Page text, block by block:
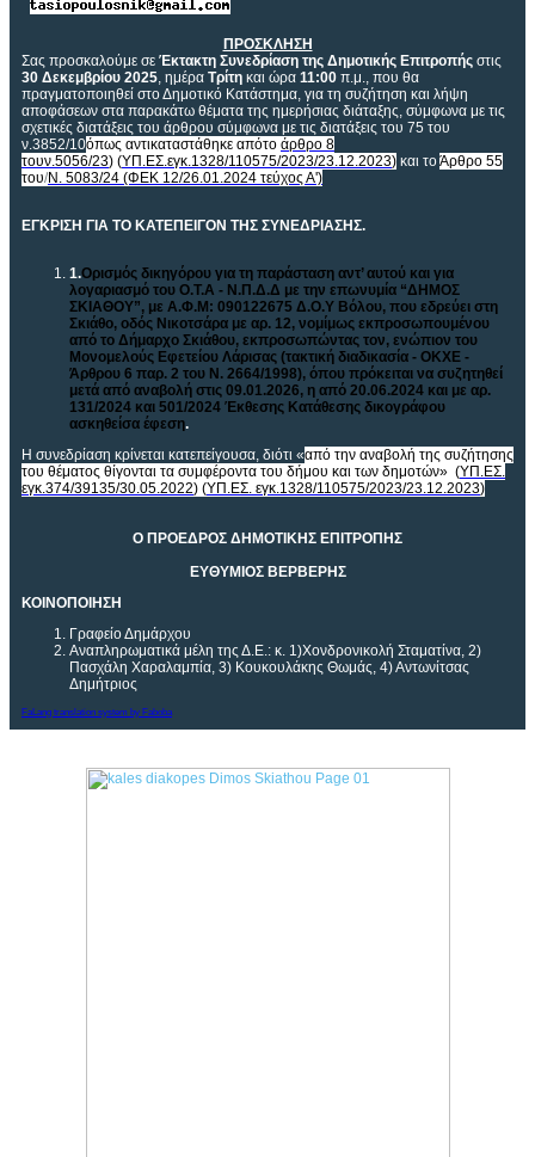
ΠΡΟΣΚΛΗΣΗ
Σας προσκαλούμε σε Έκτακτη Συνεδρίαση της Δημοτικής Επιτροπής στις
30 Δεκεμβρίου 2025, ημέρα Τρίτη και ώρα 11:00 π.μ., που θα
πραγματοποιηθεί στο Δημοτικό Κατάστημα, για τη συζήτηση και λήψη
αποφάσεων στα παρακάτω θέματα της ημερήσιας διάταξης, σύμφωνα με τις
σχετικές διατάξεις του άρθρου σύμφωνα με τις διατάξεις του 75 του
ν.3852/10όπως αντικαταστάθηκε απότο άρθρο 8
τουν.5056/23) (ΥΠ.ΕΣ.εγκ.1328/110575/2023/23.12.2023) και τοΆρθρο 55
του/Ν. 5083/24 (ΦΕΚ 12/26.01.2024 τεύχος Α')
ΕΓΚΡΙΣΗ ΓΙΑ ΤΟ ΚΑΤΕΠΕΙΓΟΝ ΤΗΣ ΣΥΝΕΔΡΙΑΣΗΣ.
1.Ορισμός δικηγόρου για τη παράσταση αντ’ αυτού και για
λογαριασμό του Ο.Τ.Α - Ν.Π.Δ.Δ με την επωνυμία “ΔΗΜΟΣ
ΣΚΙΑΘΟΥ”, με Α.Φ.Μ: 090122675 Δ.Ο.Υ Βόλου, που εδρεύει στη
Σκιάθο, οδός Νικοτσάρα με αρ. 12, νομίμως εκπροσωπουμένου
από το Δήμαρχο Σκιάθου, εκπροσωπώντας τον, ενώπιον του
Μονομελούς Εφετείου Λάρισας (τακτική διαδικασία - ΟΚΧΕ -
Άρθρου 6 παρ. 2 του Ν. 2664/1998), όπου πρόκειται να συζητηθεί
μετά από αναβολή στις 09.01.2026, η από 20.06.2024 και με αρ.
131/2024 και 501/2024 Έκθεσης Κατάθεσης δικογράφου
ασκηθείσα έφεση.
Η συνεδρίαση κρίνεται κατεπείγουσα, διότι «από την αναβολή της συζήτησης
του θέματος θίγονται τα συμφέροντα του δήμου και των δημοτών» (ΥΠ.ΕΣ.
εγκ.374/39135/30.05.2022) (ΥΠ.ΕΣ. εγκ.1328/110575/2023/23.12.2023)
Ο ΠΡΟΕΔΡΟΣ ΔΗΜΟΤΙΚΗΣ ΕΠΙΤΡΟΠΗΣ
ΕΥΘΥΜΙΟΣ ΒΕΡΒΕΡΗΣ
ΚΟΙΝΟΠΟΙΗΣΗ
Γραφείο Δημάρχου
Αναπληρωματικά μέλη της Δ.Ε.: κ. 1)Χονδρονικολή Σταματίνα, 2)
Πασχάλη Χαραλαμπία, 3) Κουκουλάκης Θωμάς, 4) Αντωνίτσας
Δημήτριος
FaLang translation system by Faboba